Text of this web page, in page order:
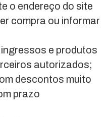
o endereço do site
compra ou informar
e produtos
autorizados;
descontos muito
prazo